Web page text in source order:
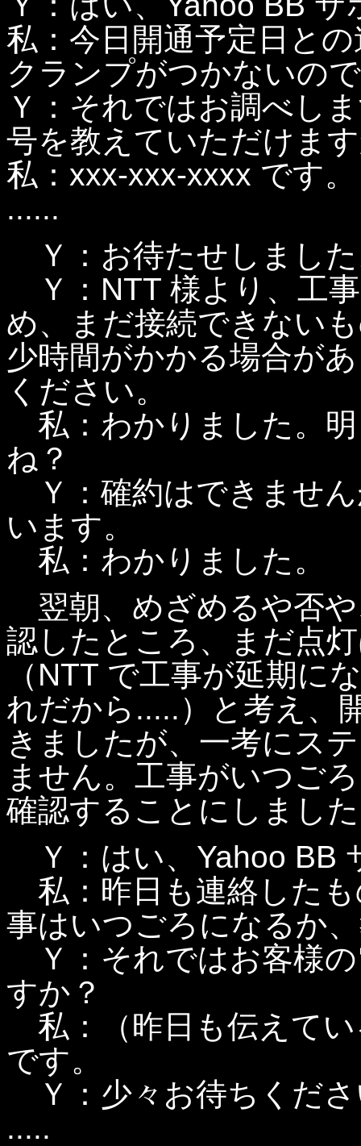
私：今日開通予定日と
クランプがつかないの
Ｙ：それではお調べし
号を教えていただけま
私：xxx-xxx-xxxx です。
......
Ｙ：お待たせしまし
Ｙ：NTT 様より、工
め、まだ接続できない
少時間がかかる場合が
ください。
私：わかりました。
ね？
Ｙ：確約はできませ
います。
私：わかりました。
翌朝、めざめるや否
認したところ、まだ点
（NTT で工事が延期に
れだから.....）と考え、
きましたが、一考にス
ません。工事がいつご
確認することにしまし
Ｙ：はい、Yahoo BB
私：昨日も連絡した
事はいつごろになるか
Ｙ：それではお客様
すか？
私：（昨日も伝えて
です。
Ｙ：少々お待ちくだ
.....